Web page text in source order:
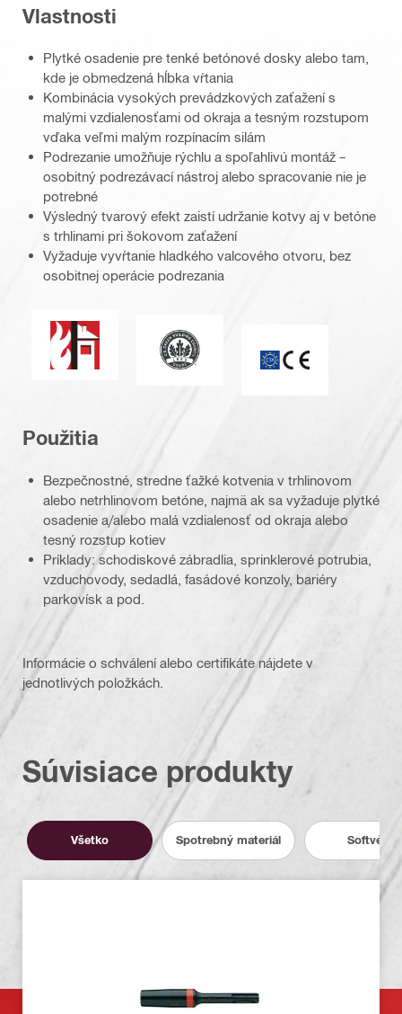
Vlastnosti
Plytké osadenie pre tenké betónové dosky alebo tam,
kde je obmedzená hĺbka vŕtania
Kombinácia vysokých prevádzkových zaťažení s
malými vzdialenosťami od okraja a tesným rozstupom
vďaka veľmi malým rozpínacím silám
Podrezanie umožňuje rýchlu a spoľahlivú montáž –
osobitný podrezávací nástroj alebo spracovanie nie je
potrebné
Výsledný tvarový efekt zaistí udržanie kotvy aj v betóne
s trhlinami pri šokovom zaťažení
Vyžaduje vyvŕtanie hladkého valcového otvoru, bez
osobitnej operácie podrezania
Požiarna odolnosťVedúce postavenie v oblasti
Použitia
Bezpečnostné, stredne ťažké kotvenia v trhlinovom
alebo netrhlinovom betóne, najmä ak sa vyžaduje plytké
osadenie a/alebo malá vzdialenosť od okraja alebo
tesný rozstup kotiev
Príklady: schodiskové zábradlia, sprinklerové potrubia,
vzduchovody, sedadlá, fasádové konzoly, bariéry
parkovísk a pod.
Informácie o schválení alebo certifikáte nájdete v
jednotlivých položkách.
Súvisiace produkty
Všetko Spotrebný materiál Softvér